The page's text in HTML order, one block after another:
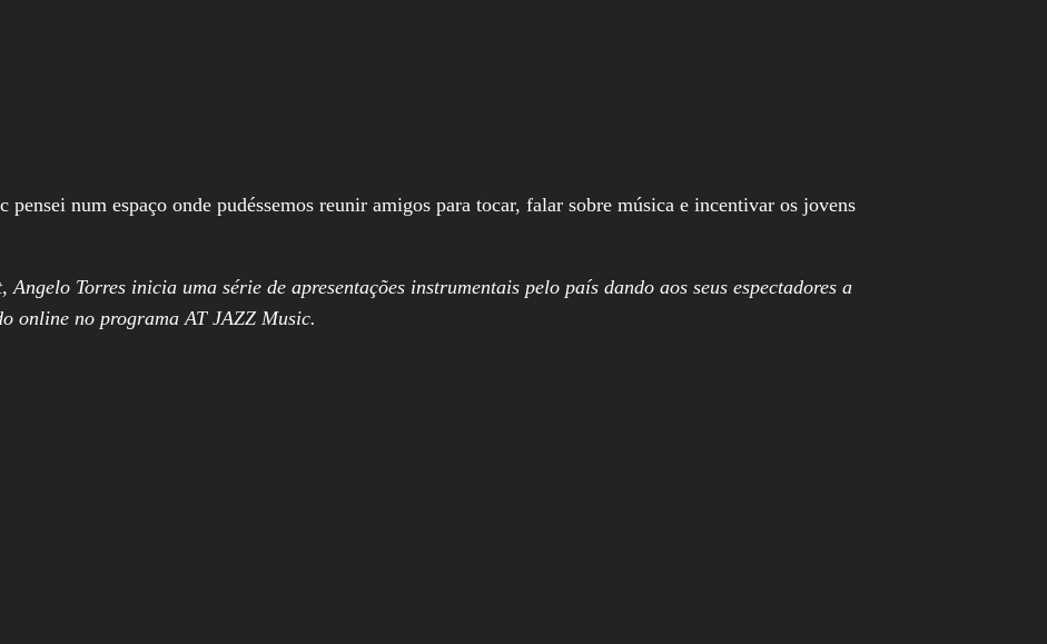
num espaço onde pudéssemos reunir amigos para tocar, falar sobre música e incentivar os jovens
Torres inicia uma série de apresentações instrumentais pelo país dando aos seus espectadores a
online no programa AT JAZZ Music.